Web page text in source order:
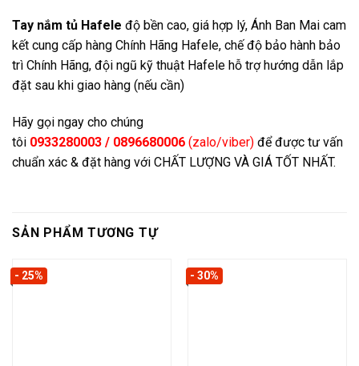
Tay nắm tủ Hafele độ bền cao, giá hợp lý, Ánh Ban Mai cam
kết cung cấp hàng Chính Hãng Hafele, chế độ bảo hành bảo
trì Chính Hãng, đội ngũ kỹ thuật Hafele hỗ trợ hướng dẫn lắp
đặt sau khi giao hàng (nếu cần)
Hãy gọi ngay cho chúng
tôi 0933280003 / 0896680006 (zalo/viber) để được tư vấn
chuẩn xác & đặt hàng với CHẤT LƯỢNG VÀ GIÁ TỐT NHẤT.
SẢN PHẨM TƯƠNG TỰ
- 25% - 30%